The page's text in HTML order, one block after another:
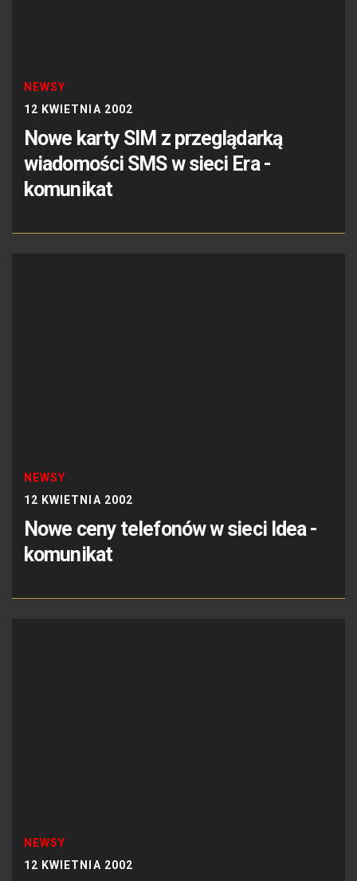
NEWSY
12 KWIETNIA 2002
Nowe karty SIM z przeglądarką
wiadomości SMS w sieci Era -
komunikat
NEWSY
12 KWIETNIA 2002
Nowe ceny telefonów w sieci Idea -
komunikat
NEWSY
12 KWIETNIA 2002